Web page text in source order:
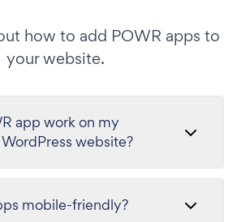
how to add POWR apps to
your website.
app work on my
website?
mobile-friendly?